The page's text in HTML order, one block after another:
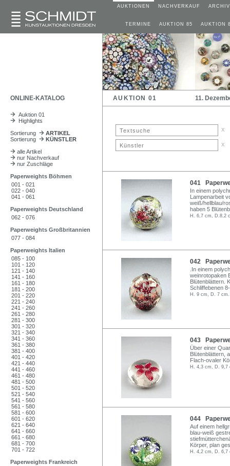
AUKTIONEN NACHVERKAUF ARCHIV
TERMINE AUKTION 85 AUKTION
ONLINE-KATALOG AUKTION 01 11.
Auktion 01
Highlights
Sortierung
ARTIKEL
Sortierung
KÜNSTLER
alle Artikel
nur Nachverkauf
nur Zuschläge
Paperweights Böhmen
001 - 021
022 - 040
041 - 061
Paperweights Deutschland
062 - 076
Paperweights Großbritannien
077 - 084
Paperweights Italien
085 - 100
101 - 120
121 - 140
141 - 160
161 - 180
181 - 200
201 - 220
221 - 240
241 - 260
261 - 280
281 - 300
301 - 320
321 - 340
341 - 360
361 - 380
381 - 400
401 - 420
421 - 440
441 - 460
461 - 480
481 - 500
501 - 520
521 - 540
541 - 560
561 - 580
581 - 600
601 - 620
621 - 640
641 - 660
661 - 680
681 - 700
701 - 722
Paperweights Frankreich
x
x
041
In einem
Lampenarbeit
weiß/hellblau/
haben 5
H. 6,7 cm, D.8,2
042
.In einem
weinrotopaken
Blütenblättern.
Schliffebenen
H. 9 cm, D. 7 cm.
043
Über einer
Blütenblättern,
Flach-ovaler
H. 4,3 cm, D. 9,7
044
Auf einem
blau-weiß
Körper, plan
H. 4,2 cm, D. 6,7